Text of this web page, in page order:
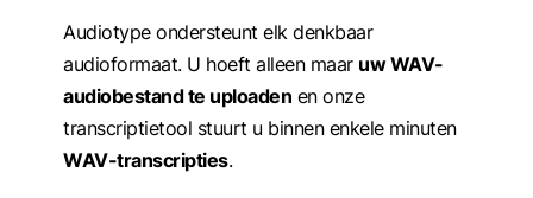
Audiotype ondersteunt elk denkbaar
audioformaat. U hoeft alleen maar uw WAV-
audiobestand te uploaden en onze
transcriptietool stuurt u binnen enkele minuten
WAV-transcripties.